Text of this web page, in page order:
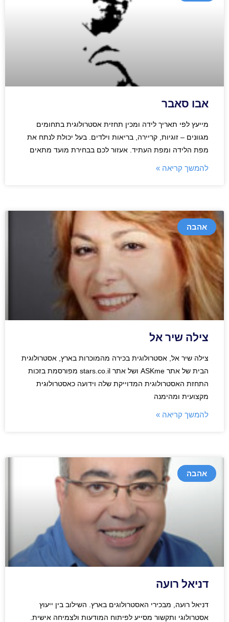
אבו סאבר
מייעץ לפי תאריך לידה ומכין תחזית אסטרולוגית בתחומים
מגוונים – זוגיות, קריירה, בריאות וילדים. בעל יכולת לנתח את
מפת הלידה ומפת העתיד. אעזור לכם בבחירת מועד מתאים
להמשך קריאה »
אהבה
צילה שיר אל
צילה שיר אל, אסטרולוגית בכירה מהמוכרות בארץ, אסטרולוגית
הבית של אתר ASKme ושל אתר stars.co.il מפורסמת בזכות
התחזת האסטרולוגית המדוייקת שלה וידועה כאסטרולוגית
מקצועית ומהימנה
להמשך קריאה »
אהבה
דניאל רועה
דניאל רועה, מבכירי האסטרולוגים בארץ. השילוב בין ייעוץ
אסטרולוגי ותקשור מסייע לפיתוח המודעות ולצמיחה אישית.